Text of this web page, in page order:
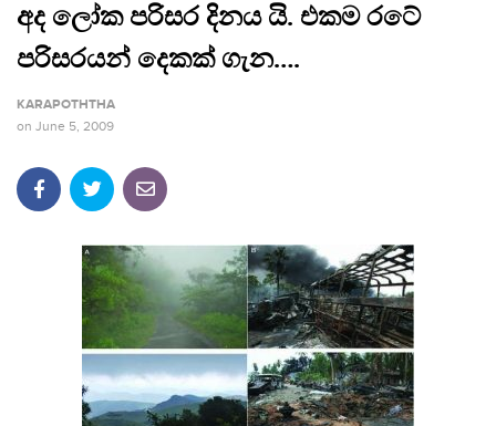
අද ලෝක පරිසර දිනය යි. එකම රටේ
පරිසරයන් දෙකක් ගැන….
KARAPOTHTHA
on June 5, 2009